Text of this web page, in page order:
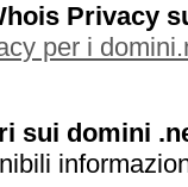
Privacy
per i
sui domini